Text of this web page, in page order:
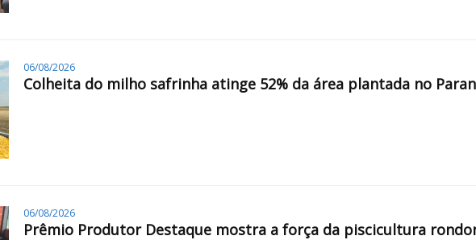
06/08/2026
Colheita do milho safrinha atinge 52% da área plantada no
06/08/2026
Prêmio Produtor Destaque mostra a força da piscicultura